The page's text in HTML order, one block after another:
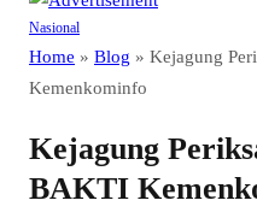
Nasional
Home » Blog » Kejagung
Kemenkominfo
Kejagung
BAKTI